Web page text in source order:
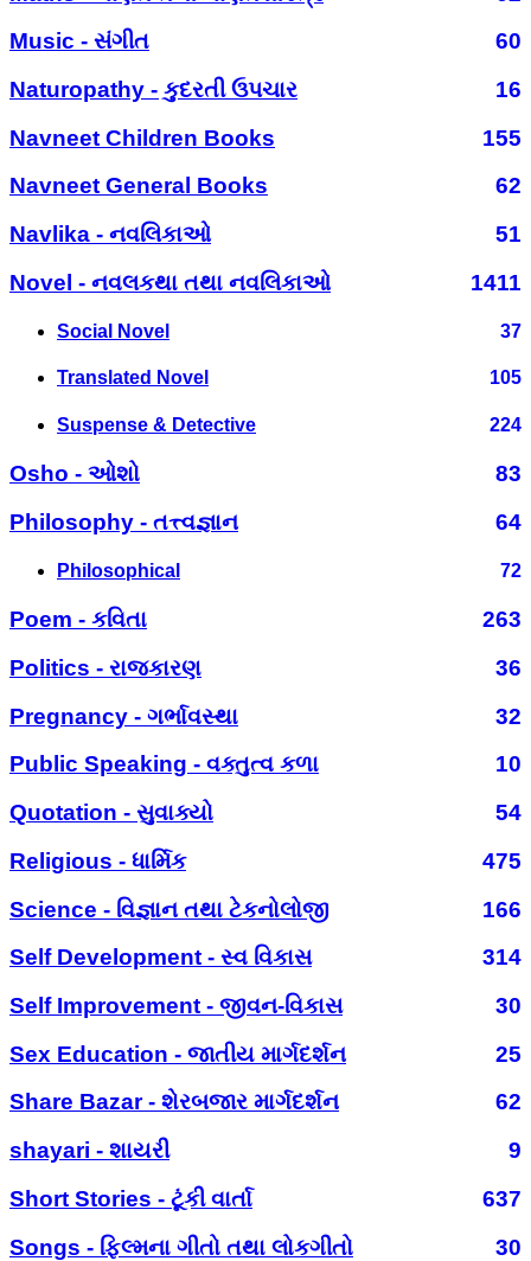
Music - સંગીત
60
Naturopathy - કુદરતી ઉપચાર
16
Navneet Children Books
155
Navneet General Books
62
Navlika - નવલિકાઓ
51
Novel - નવલકથા તથા નવલિકાઓ
1411
Social Novel 37
Translated Novel 105
Suspense & Detective 224
Osho - ઓશો
83
Philosophy - તત્ત્વજ્ઞાન
64
Philosophical 72
Poem - કવિતા
263
Politics - રાજકારણ
36
Pregnancy - ગર્ભાવસ્થા
32
Public Speaking - વક્તુત્વ કળા
10
Quotation - સુવાક્યો
54
Religious - ધાર્મિક
475
Science - વિજ્ઞાન તથા ટેકનોલોજી
166
Self Development - સ્વ વિકાસ
314
Self Improvement - જીવન-વિકાસ
30
Sex Education - જાતીય માર્ગદર્શન
25
Share Bazar - શેરબજાર માર્ગદર્શન
62
shayari - શાયરી
9
Short Stories - ટૂંકી વાર્તા
637
Songs - ફિલ્મના ગીતો તથા લોકગીતો
30